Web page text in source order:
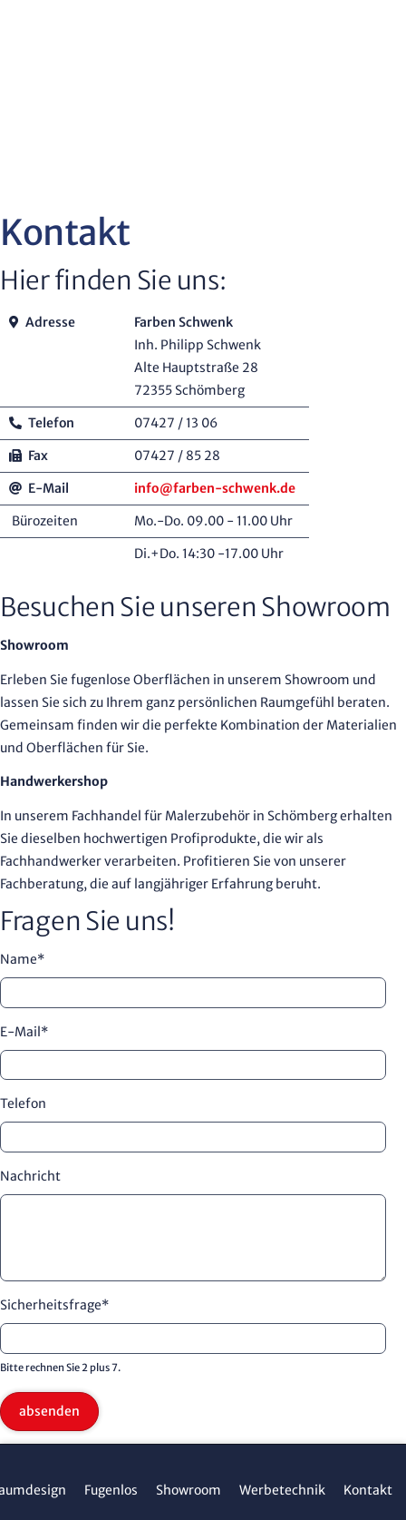
Kontakt
Hier finden Sie uns:
Adresse
Farben Schwenk
Inh. Philipp Schwenk
Alte Hauptstraße 28
72355 Schömberg
Telefon
07427 / 13 06
Fax
07427 / 85 28
E-Mail
info@farben-schwenk.de
Bürozeiten
Mo.-Do. 09.00 - 11.00 Uhr
Di.+Do. 14:30 -17.00 Uhr
Besuchen Sie unseren Showroom
Showroom
Erleben Sie fugenlose Oberflächen in unserem Showroom und
lassen Sie sich zu Ihrem ganz persönlichen Raumgefühl beraten.
Gemeinsam finden wir die perfekte Kombination der Materialien
und Oberflächen für Sie.
Handwerkershop
In unserem Fachhandel für Malerzubehör in Schömberg erhalten
Sie dieselben hochwertigen Profiprodukte, die wir als
Fachhandwerker verarbeiten. Profitieren Sie von unserer
Fachberatung, die auf langjähriger Erfahrung beruht.
Fragen Sie uns!
Name*
E-Mail*
Telefon
Nachricht
Sicherheitsfrage*
Bitte rechnen Sie 2 plus 7.
absenden
Fugenlos Showroom Werbetechnik Kontakt